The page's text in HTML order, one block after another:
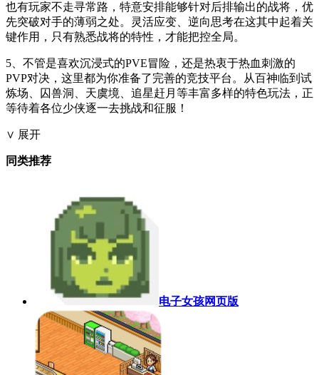
也有玩家不走寻常路，特意安排能够针对后排输出的战将，优
先突破对手的薄弱之处。灵活应变、逆向思考在这其中起着关
键作用，只有熟悉战将的特性，才能把控全局。
5、不管是喜欢沉浸式的PVE冒险，还是热衷于热血刺激的
PVP对决，这里都为你准备了完善的竞技平台。从百神临到试
炼场、囚兽洞、天虞境、追星赶月等丰富多样的特色玩法，正
等待着各位少侠逐一去挑战和征服！
∨ 展开
同类推荐
电子女孩网页版